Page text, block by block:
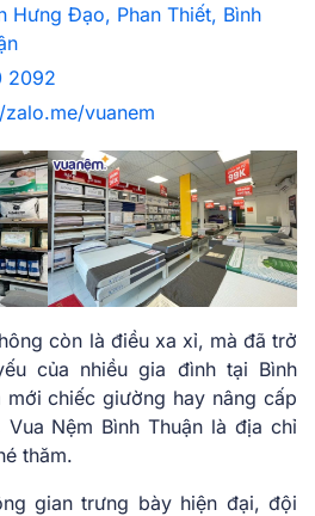
Hưng Đạo, Phan Thiết, Bình
2092
vuanem
còn là điều xa xỉ, mà đã trở
của nhiều gia đình tại Bình
mới chiếc giường hay nâng cấp
Nệm Bình Thuận là địa chỉ
thăm.
gian trưng bày hiện đại, đội